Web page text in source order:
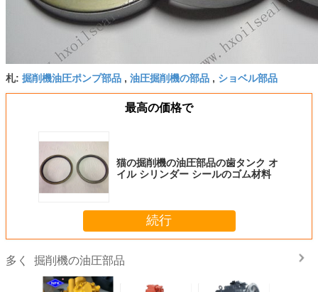
札: 掘削機油圧ポンプ部品 , 油圧掘削機の部品 , ショベル部品
最高の価格で
猫の掘削機の油圧部品の歯タンク オ
イル シリンダー シールのゴム材料
続行
多く 掘削機の油圧部品